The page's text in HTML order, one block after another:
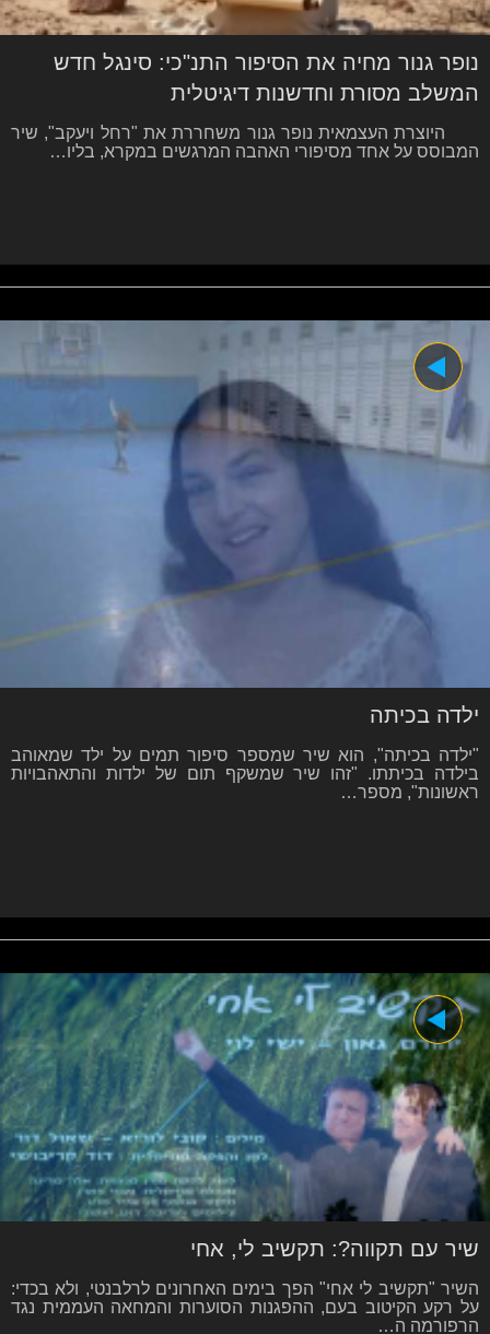
נופר גנור מחיה את הסיפור התנ"כי: סינגל חדש
המשלב מסורת וחדשנות דיגיטלית
היוצרת העצמאית נופר גנור משחררת את "רחל ויעקב", שיר
המבוסס על אחד מסיפורי האהבה המרגשים במקרא, בליו…
ילדה בכיתה
"ילדה בכיתה", הוא שיר שמספר סיפור תמים על ילד שמאוהב
בילדה בכיתתו. "זהו שיר שמשקף תום של ילדות והתאהבויות
ראשונות", מספר…
שיר עם תקווה?: תקשיב לי, אחי
השיר "תקשיב לי אחי" הפך בימים האחרונים לרלבנטי, ולא בכדי:
על רקע הקיטוב בעם, ההפגנות הסוערות והמחאה העממית נגד
הרפורמה ה…